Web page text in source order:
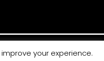
your experience.